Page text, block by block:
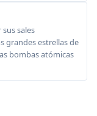
sales
grandes estrellas de
bombas atómicas